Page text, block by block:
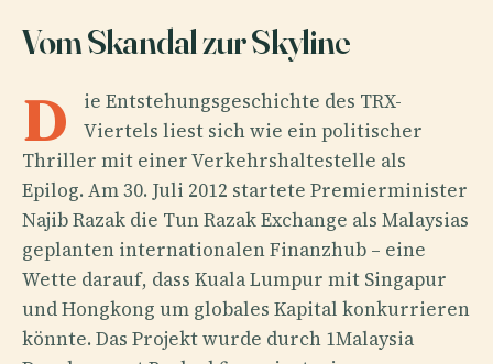
Vom Skandal zur Skyline
D
ie Entstehungsgeschichte des TRX-
Viertels liest sich wie ein politischer
Thriller mit einer Verkehrshaltestelle als
Epilog. Am 30. Juli 2012 startete Premierminister
Najib Razak die Tun Razak Exchange als Malaysias
geplanten internationalen Finanzhub – eine
Wette darauf, dass Kuala Lumpur mit Singapur
und Hongkong um globales Kapital konkurrieren
könnte. Das Projekt wurde durch 1Malaysia